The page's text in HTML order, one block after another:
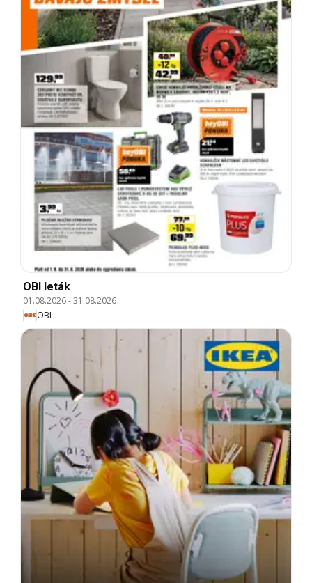
OBI leták
01.08.2026-31.08.2026
OBI